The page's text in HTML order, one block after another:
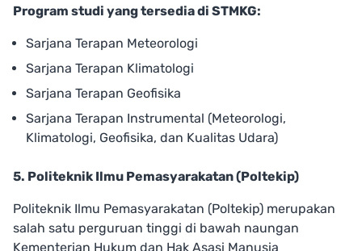
Program studi yang tersedia di STMKG:
Sarjana Terapan Meteorologi
Sarjana Terapan Klimatologi
Sarjana Terapan Geofisika
Sarjana Terapan Instrumental (Meteorologi,
Klimatologi, Geofisika, dan Kualitas Udara)
5. Politeknik Ilmu Pemasyarakatan (Poltekip)
Politeknik Ilmu Pemasyarakatan (Poltekip) merupakan
salah satu perguruan tinggi di bawah naungan
Kementerian Hukum dan Hak Asasi Manusia